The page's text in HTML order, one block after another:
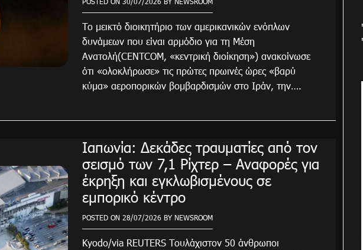
Το μεικτό διοικητήριο των αμερικανικών ενόπλων
δυνάμεων που είναι αρμόδιο για τη Μέση
Ανατολή(CENTCOM, «κεντρική διοίκηση») ανακοίνωσε
ότι «ολοκλήρωσε» τις πρώτες πρωινές ώρες «βαρύ
κύμα» αεροπορικών βομβαρδισμών στο Ιράν, την….
Ιαπωνία: Δεκάδες τραυματίες από τον
σεισμό των 7,1 Ρίχτερ – Αναφορές για
έκρηξη και εγκλωβισμένους σε
εμπορικό κέντρο
POSTED ON 28/07/2026 BY NEWSROOM
Kyodo/via REUTERS Τουλάχιστον 50 άνθρωποι